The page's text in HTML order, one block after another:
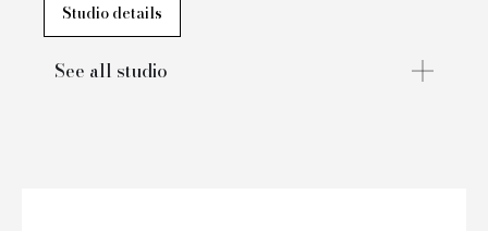
Studio details
See all studio